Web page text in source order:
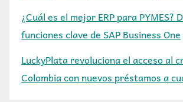
¿Cuál es el mejor ERP para PYMES?
funciones clave de SAP Business One
LuckyPlata revoluciona el acceso al
Colombia con nuevos préstamos a